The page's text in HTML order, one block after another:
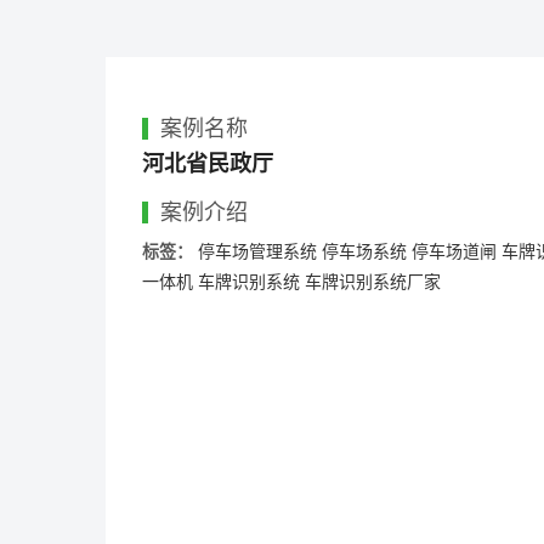
案例名称
河北省民政厅
案例介绍
标签： 停车场管理系统 停车场系统 停车场道闸 车牌
一体机 车牌识别系统 车牌识别系统厂家